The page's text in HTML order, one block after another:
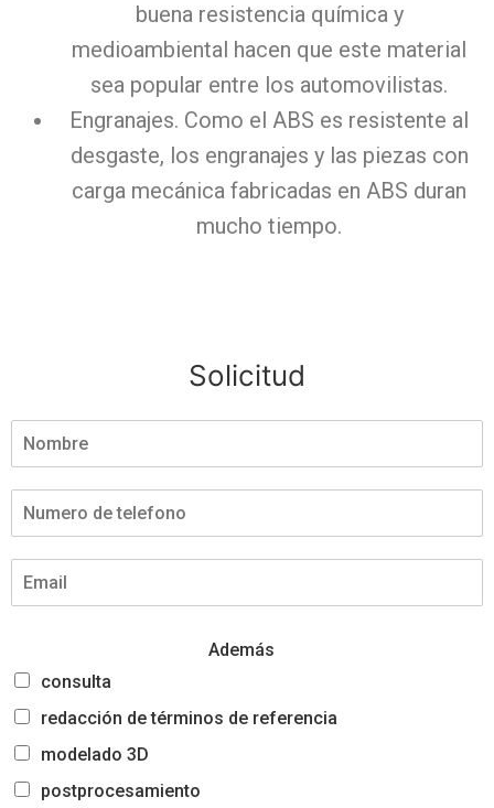
buena resistencia química y
medioambiental hacen que este material
sea popular entre los automovilistas.
Engranajes. Como el ABS es resistente al
desgaste, los engranajes y las piezas con
carga mecánica fabricadas en ABS duran
mucho tiempo.
Solicitud
Además
consulta
redacción de términos de referencia
modelado 3D
postprocesamiento